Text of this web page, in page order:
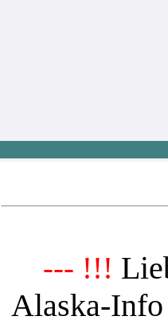
--- !!!
Alaska-Info